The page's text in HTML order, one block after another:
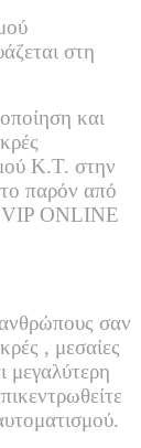
στη
και
K.T. στην
παρόν από
VIP ONLINE
σαν
, μεσαίες
μεγαλύτερη